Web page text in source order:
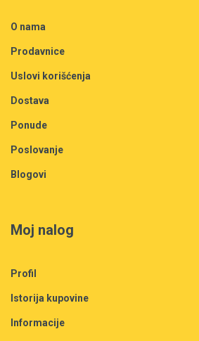
O nama
Prodavnice
Uslovi korišćenja
Dostava
Ponude
Poslovanje
Blogovi
Moj nalog
Profil
Istorija kupovine
Informacije